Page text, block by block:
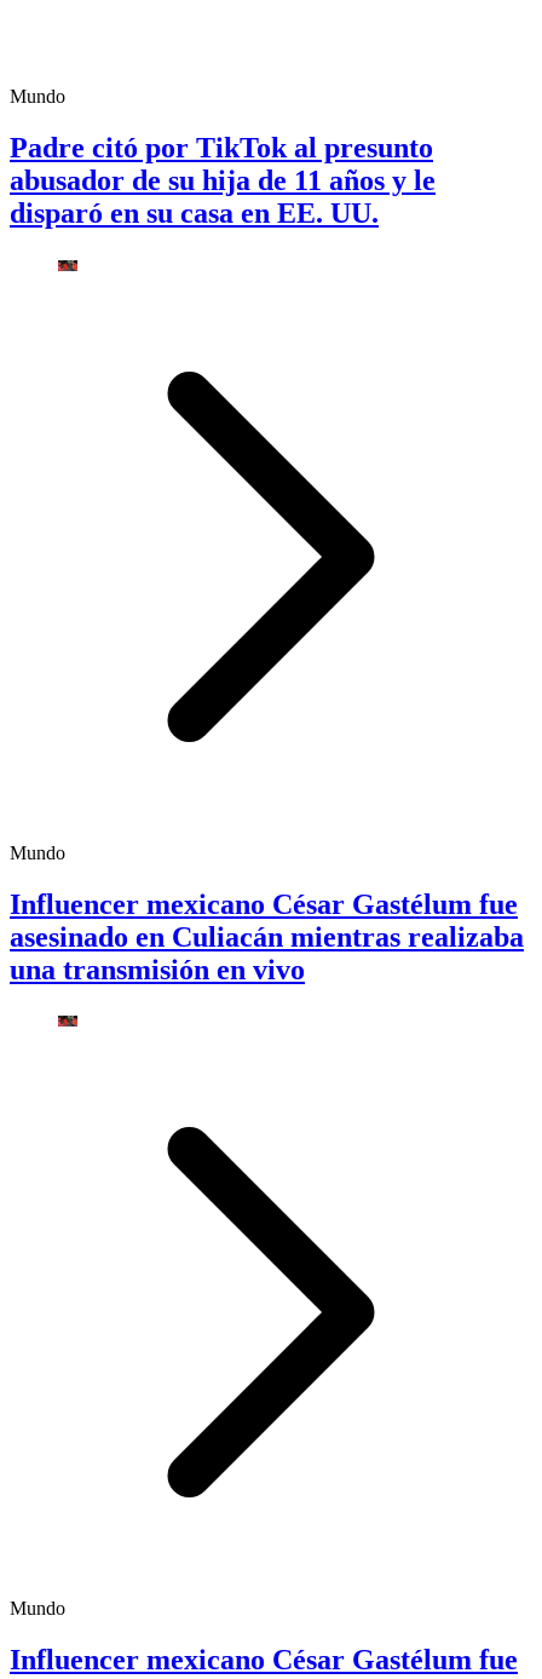
Mundo
Padre citó por TikTok al presunto
abusador de su hija de 11 años y le
disparó en su casa en EE. UU.
Mundo
Influencer mexicano César Gastélum fue
asesinado en Culiacán mientras realizaba
una transmisión en vivo
Mundo
Influencer mexicano César Gastélum fue